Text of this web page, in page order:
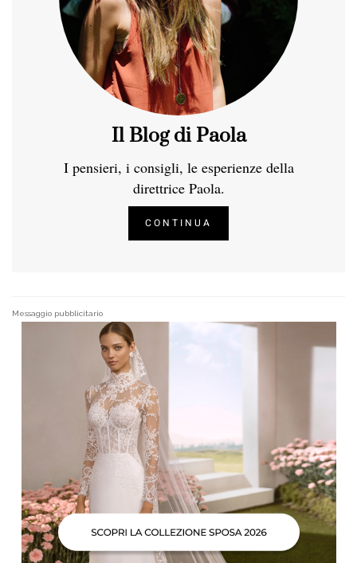
Il Blog di Paola
I pensieri, i consigli, le esperienze della
direttrice Paola.
CONTINUA
Messaggio pubblicitario